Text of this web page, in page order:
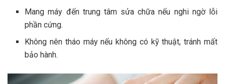
Mang máy đến trung tâm sửa chữa nếu nghi ngờ lỗi
phần cứng.
Không nên tháo máy nếu không có kỹ thuật, tránh mất
bảo hành.